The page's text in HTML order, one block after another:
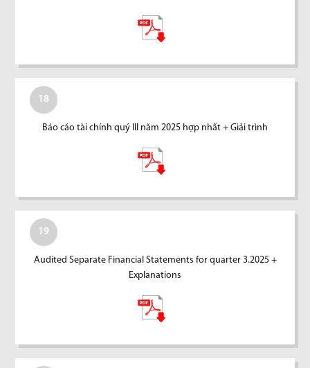
18
Báo cáo tài chính quý III năm 2025 hợp nhất + Giải trình
19
Audited Separate Financial Statements for quarter 3.2025 +
Explanations